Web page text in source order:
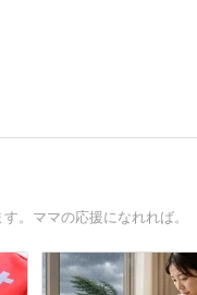
。ママの応援になれれば。